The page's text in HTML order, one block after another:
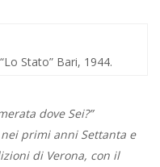
Stato” Bari, 1944.
dove Sei?”
primi anni Settanta e
di Verona, con il